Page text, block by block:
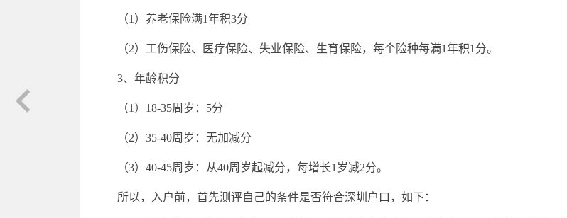
（1）养老保险满1年积3分
（2）工伤保险、医疗保险、失业保险、生育保险，每个险种每满1年积1分。
3、年龄积分
（1）18-35周岁：5分
（2）35-40周岁：无加减分
（3）40-45周岁：从40周岁起减分，每增长1岁减2分。
所以，入户前，首先测评自己的条件是否符合深圳户口，如下：